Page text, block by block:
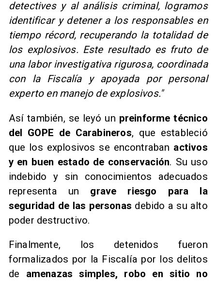
detectives y al análisis criminal, logramos
identificar y detener a los responsables en
tiempo récord, recuperando la totalidad de
los explosivos. Este resultado es fruto de
una labor investigativa rigurosa, coordinada
con la Fiscalía y apoyada por personal
experto en manejo de explosivos."
Así también, se leyó un preinforme técnico
del GOPE de Carabineros, que estableció
que los explosivos se encontraban activos
y en buen estado de conservación. Su uso
indebido y sin conocimientos adecuados
representa un grave riesgo para la
seguridad de las personas debido a su alto
poder destructivo.
Finalmente, los detenidos fueron
formalizados por la Fiscalía por los delitos
de amenazas simples, robo en sitio no